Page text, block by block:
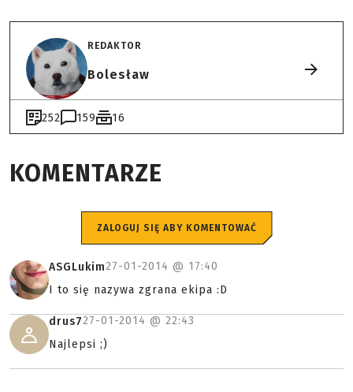
REDAKTOR
Bolesław
252 159 16
KOMENTARZE
ZALOGUJ SIĘ ABY KOMENTOWAĆ
ASGLukim27-01-2014 @ 17:40
I to się nazywa zgrana ekipa :D
drus727-01-2014 @ 22:43
Najlepsi ;)